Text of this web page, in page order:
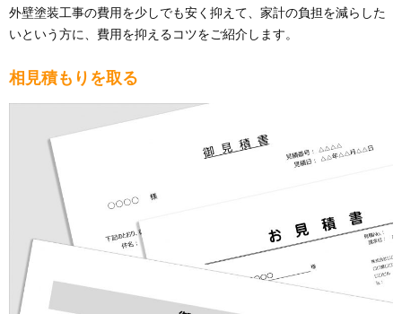
外壁塗装工事の費用を少しでも安く抑えて、家計の負担を減らした
いという方に、費用を抑えるコツをご紹介します。
相見積もりを取る